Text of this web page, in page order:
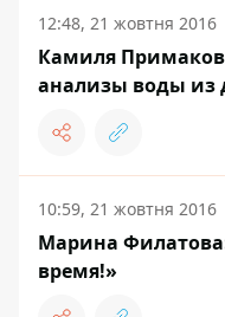
12:48, 21 жовтня 2016
Камиля
анализы воды из
10:59, 21 жовтня 2016
Марина
время!»